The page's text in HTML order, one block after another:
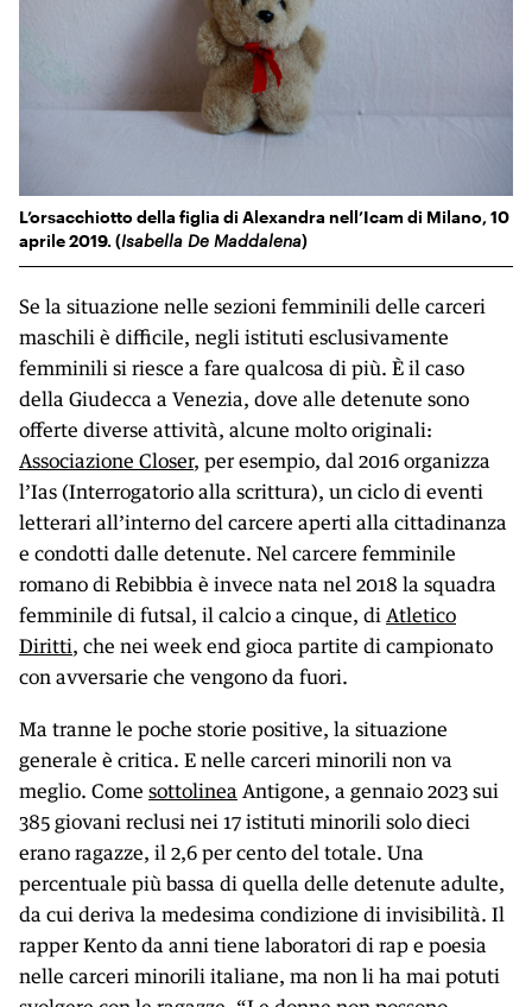
L’orsacchiotto della figlia di Alexandra nell’Icam di Milano, 10
aprile 2019. (Isabella De Maddalena)
Se la situazione nelle sezioni femminili delle carceri
maschili è difficile, negli istituti esclusivamente
femminili si riesce a fare qualcosa di più. È il caso
della Giudecca a Venezia, dove alle detenute sono
offerte diverse attività, alcune molto originali:
Associazione Closer, per esempio, dal 2016 organizza
l’Ias (Interrogatorio alla scrittura), un ciclo di eventi
letterari all’interno del carcere aperti alla cittadinanza
e condotti dalle detenute. Nel carcere femminile
romano di Rebibbia è invece nata nel 2018 la squadra
femminile di futsal, il calcio a cinque, di Atletico
Diritti, che nei week end gioca partite di campionato
con avversarie che vengono da fuori.
Ma tranne le poche storie positive, la situazione
generale è critica. E nelle carceri minorili non va
meglio. Come sottolinea Antigone, a gennaio 2023 sui
385 giovani reclusi nei 17 istituti minorili solo dieci
erano ragazze, il 2,6 per cento del totale. Una
percentuale più bassa di quella delle detenute adulte,
da cui deriva la medesima condizione di invisibilità. Il
rapper Kento da anni tiene laboratori di rap e poesia
nelle carceri minorili italiane, ma non li ha mai potuti